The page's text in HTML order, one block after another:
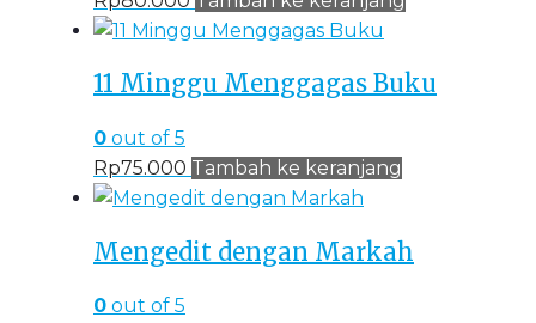
11 Minggu Menggagas Buku
0 out of 5
Rp75.000 Tambah ke keranjang
Mengedit dengan Markah
0 out of 5